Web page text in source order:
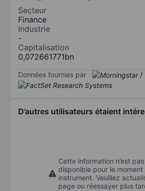
Secteur
Finance
Industrie
-
Capitalisation
0,072661771bn
Données fournies par /
D’autres utilisateurs étaient
Cette information n’est pas
disponible pour le
instrument. Veuillez
page ou réessayer plus